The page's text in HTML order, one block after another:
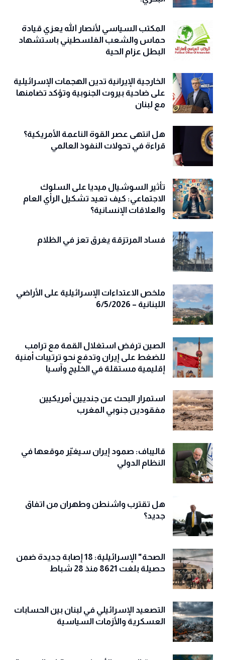
المكتب السياسي لأنصار الله يعزي قيادة
حماس والشعب الفلسطيني باستشهاد
البطل عزام الحية
الخارجية الإيرانية تدين الهجمات الإسرائيلية
على ضاحية بيروت الجنوبية وتؤكد تضامنها
مع لبنان
هل انتهى عصر القوة الناعمة الأمريكية؟
قراءة في تحولات النفوذ العالمي
تأثير السوشيال ميديا على السلوك
الاجتماعي: كيف تعيد تشكيل الرأي العام
والعلاقات الإنسانية؟
فساد المرتزقة يغرق تعز في الظلام
ملخص الاعتداءات الإسرائيلية على الأراضي
اللبنانية – 6/5/2026
الصين ترفض استغلال القمة مع ترامب
للضغط على إيران وتدفع نحو ترتيبات أمنية
إقليمية مستقلة في الخليج وآسيا
استمرار البحث عن جنديين أمريكيين
مفقودين جنوبي المغرب
قاليباف: صمود إيران سيغيّر موقعها في
النظام الدولي
هل تقترب واشنطن وطهران من اتفاق
جديد؟
الصحة" الإسرائيلية: 18 إصابة جديدة ضمن
حصيلة بلغت 8621 منذ 28 شباط
التصعيد الإسرائيلي في لبنان بين الحسابات
العسكرية والأزمات السياسية